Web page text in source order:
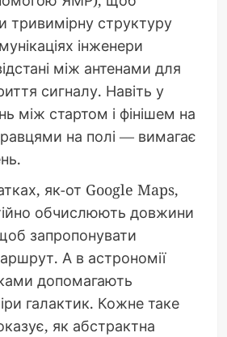
тривимірну структуру
інженери
між антенами для
сигналу. Навіть у
між стартом і фінішем на
на полі — вимагає
як-от Google Maps,
обчислюють довжини
щоб запропонувати
А в астрономії
допомагають
галактик. Кожне таке
як абстрактна